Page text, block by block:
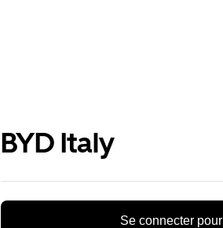
BYD Italy
Se connecter